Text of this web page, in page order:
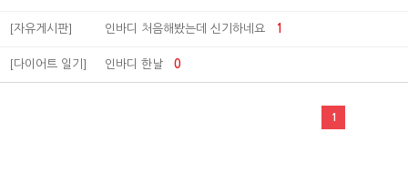
[자유게시판] 인바디 처음해봤는데 신기하네요 1
[다이어트 일기] 인바디 한날 0
1